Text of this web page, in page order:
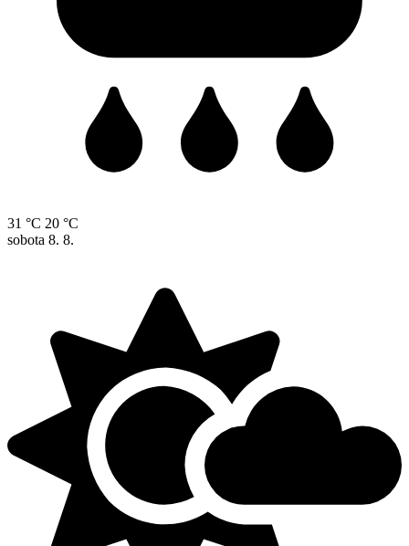
31 °C 20 °C
sobota 8. 8.